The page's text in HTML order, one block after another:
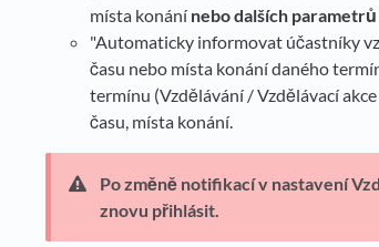
místa konání nebo dalších
"Automaticky informovat účastníky
času nebo místa konání daného
termínu (Vzdělávání / Vzdělávací
času, místa konání.
Po změně notifikací v nastavení
znovu přihlásit.